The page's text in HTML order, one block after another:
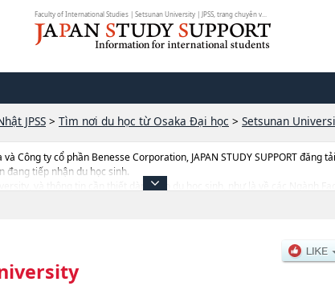
Faculty of International Studies | Setsunan University | JPSS, trang chuyên v...
JPSS > Tìm nơi du học từ Osaka Đại học > Setsunan
Công ty cổ phần Benesse Corporation, JAPAN STUDY SUPPORT đăng
đang tiếp nhận du học sinh.
và thông tin cần thiết dành cho du học sinh, như là về các Ngành